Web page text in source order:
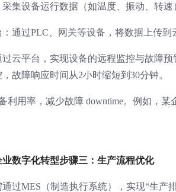
集设备运行数据（如温度、振动、转速
：通过PLC、网关等设备，将数据上传到
云平台，实现设备的远程监控与故障
故障响应时间从2小时缩短到30分钟。
利用率，减少故障 downtime。例如，某
数字化转型步骤三：生产流程优化
过MES（制造执行系统），实现“生产